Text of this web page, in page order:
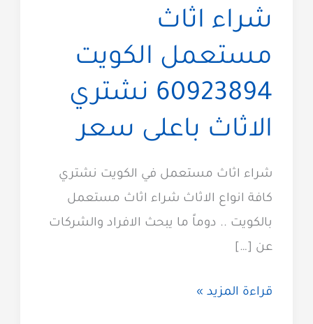
شراء اثاث
مستعمل الكويت
60923894 نشتري
الاثاث باعلى سعر
شراء اثاث مستعمل في الكويت نشتري
كافة انواع الاثاث شراء اثاث مستعمل
بالكويت .. دوماً ما يبحث الافراد والشركات
عن […]
شراء
قراءة المزيد »